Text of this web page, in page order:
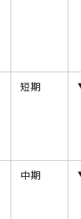
短期
中期